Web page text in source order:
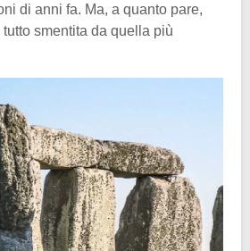
di anni fa. Ma, a quanto pare,
smentita da quella più